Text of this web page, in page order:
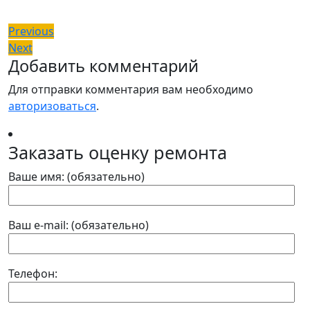
Навигация
по
записям
Previous
NextNext
post:
Добавить комментарий
Для отправки комментария вам необходимо
авторизоваться.
Заказать оценку ремонта
Ваше имя: (обязательно)
Ваш e-mail: (обязательно)
Телефон: